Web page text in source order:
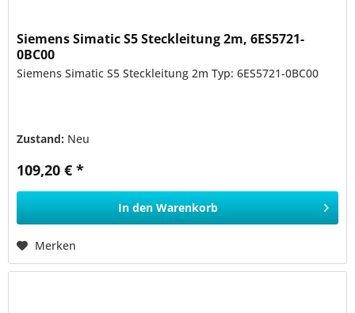
Siemens Simatic S5 Steckleitung 2m, 6ES5721-
0BC00
Siemens Simatic S5 Steckleitung 2m Typ: 6ES5721-0BC00
Zustand: Neu
109,20 € *
In den Warenkorb
Merken